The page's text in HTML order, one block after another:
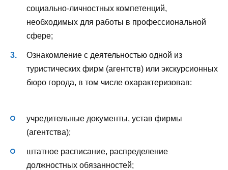
социально-личностных компетенций,
необходимых для работы в профессиональной
сфере;
Ознакомление с деятельностью одной из
туристических фирм (агентств) или экскурсионных
бюро города, в том числе охарактеризовав:
учредительные документы, устав фирмы
(агентства);
штатное расписание, распределение
должностных обязанностей;